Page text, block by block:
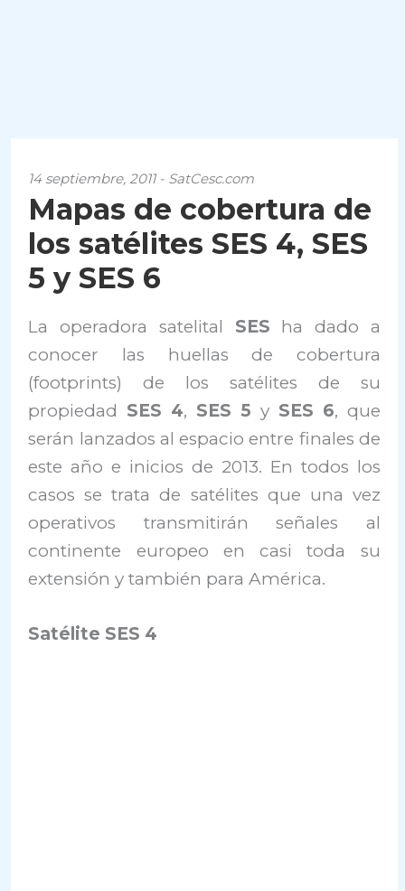
14 septiembre, 2011 - SatCesc.com
Mapas de cobertura de
los satélites SES 4, SES
5 y SES 6
La operadora satelital SES ha dado a
conocer las huellas de cobertura
(footprints) de los satélites de su
propiedad SES 4, SES 5 y SES 6, que
serán lanzados al espacio entre finales de
este año e inicios de 2013. En todos los
casos se trata de satélites que una vez
operativos transmitirán señales al
continente europeo en casi toda su
extensión y también para América.
Satélite SES 4